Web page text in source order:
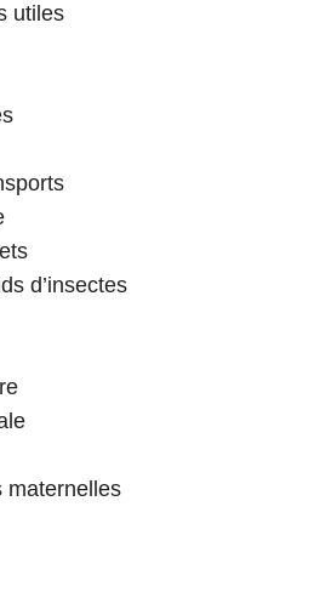
utiles
d’insectes
maternelles